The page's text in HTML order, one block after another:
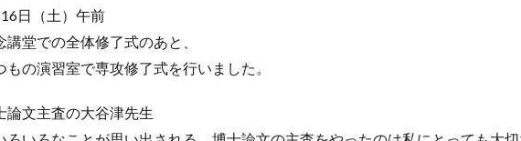
日（土）午前
講堂での全体修了式のあと、
もの演習室で専攻修了式を行いました。
論文主査の大谷津先生